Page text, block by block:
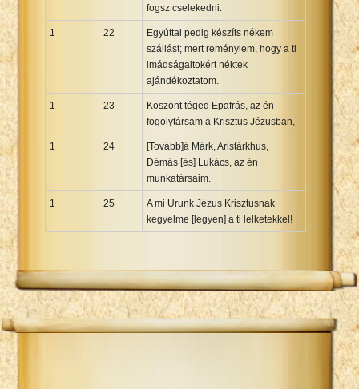
fogsz cselekedni.
1 22
Egyúttal pedig készíts nékem
szállást; mert reménylem, hogy a ti
imádságaitokért néktek
ajándékoztatom.
1 23
Köszönt téged Epafrás, az én
fogolytársam a Krisztus Jézusban,
1 24
[Tovább]á Márk, Aristárkhus,
Démás [és] Lukács, az én
munkatársaim.
1 25
A mi Urunk Jézus Krisztusnak
kegyelme [legyen] a ti lelketekkel!